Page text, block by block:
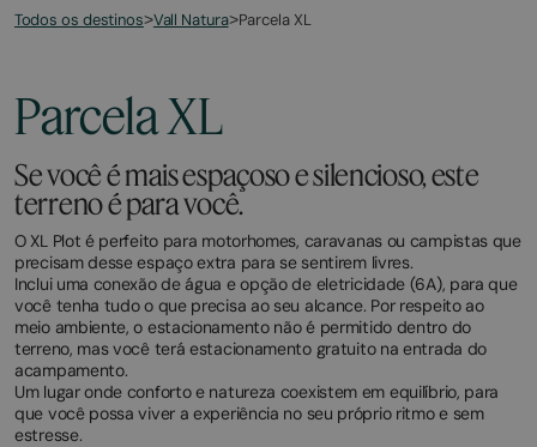
Todos os destinos>Vall Natura>Parcela XL
Parcela XL
Se você é mais espaçoso e silencioso, este
terreno é para você.
O XL Plot é perfeito para motorhomes, caravanas ou campistas que
precisam desse espaço extra para se sentirem livres.
Inclui uma conexão de água e opção de eletricidade (6A), para que
você tenha tudo o que precisa ao seu alcance. Por respeito ao
meio ambiente, o estacionamento não é permitido dentro do
terreno, mas você terá estacionamento gratuito na entrada do
acampamento.
Um lugar onde conforto e natureza coexistem em equilíbrio, para
que você possa viver a experiência no seu próprio ritmo e sem
estresse.